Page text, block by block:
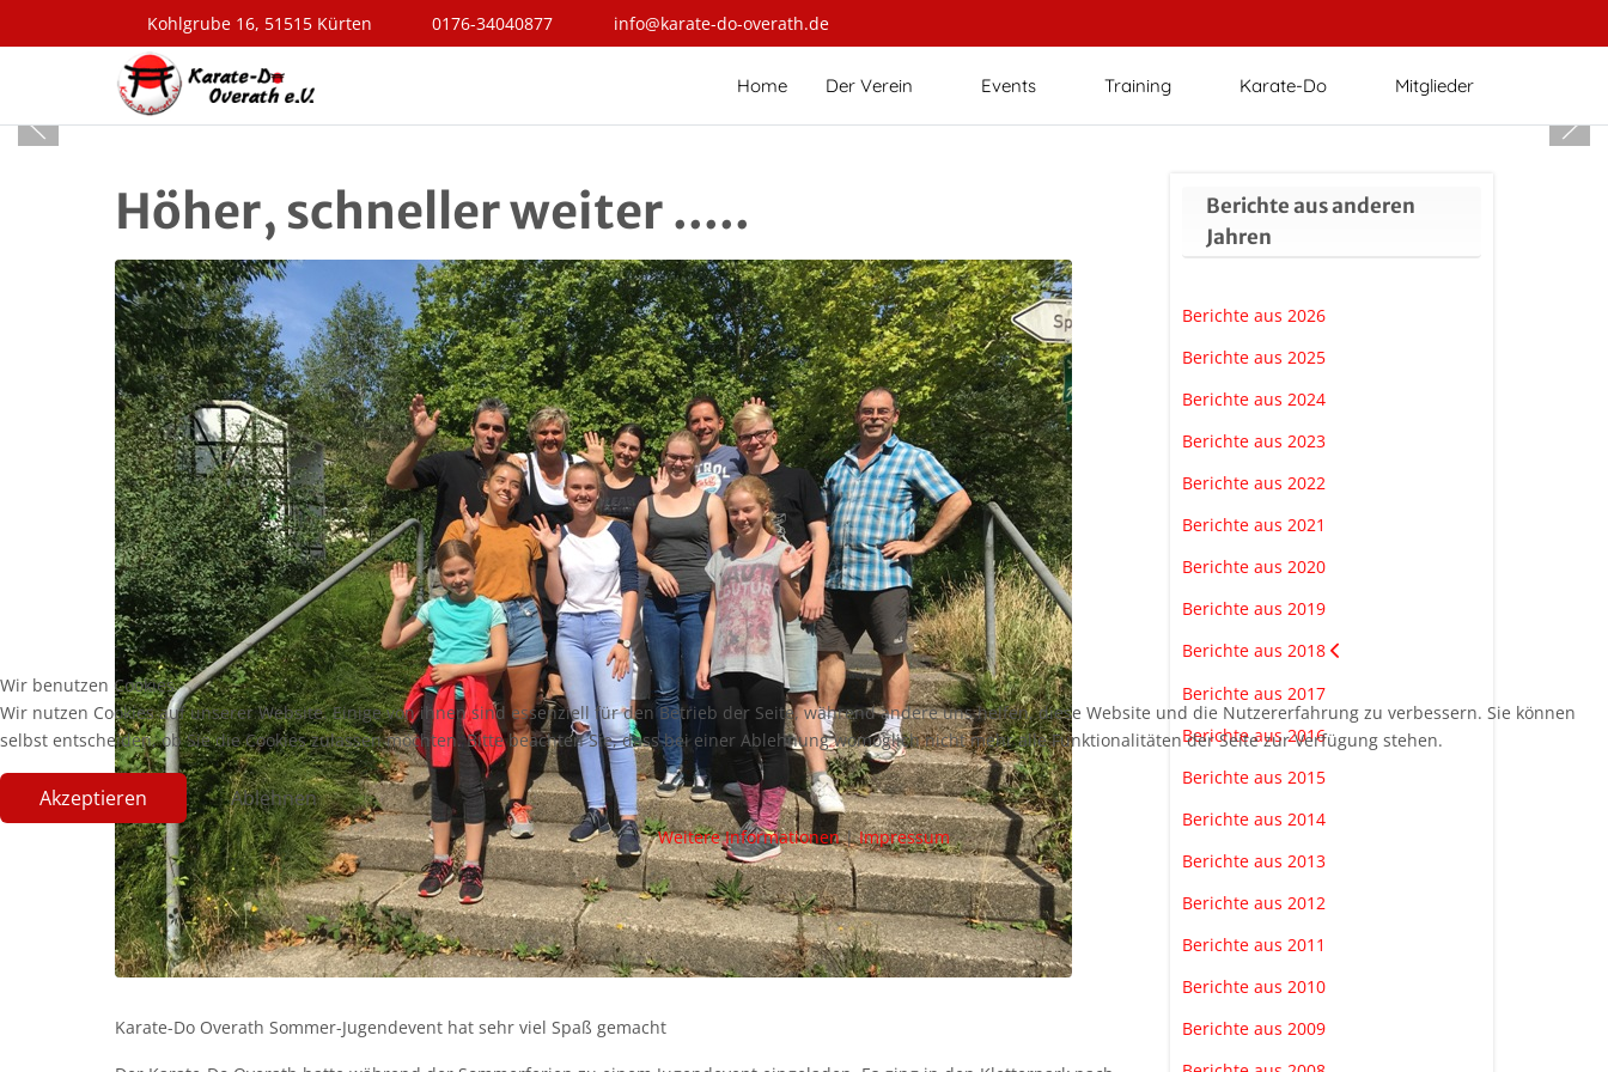
Kohlgrube 16, 51515 Kürten 0176-34040877 info@karate-do-overath.de
Home Der Verein Events Training Karate-Do Mitglieder
Höher, schneller weiter .....
Karate-Do Overath Sommer-Jugendevent hat sehr viel Spaß gemacht
Berichte aus anderen
Jahren
Berichte aus 2026
Berichte aus 2025
Berichte aus 2024
Berichte aus 2023
Berichte aus 2022
Berichte aus 2021
Berichte aus 2020
Berichte aus 2019
Berichte aus 2018
Berichte aus 2017
Berichte aus 2016
Berichte aus 2015
Berichte aus 2014
Berichte aus 2013
Berichte aus 2012
Berichte aus 2011
Berichte aus 2010
Berichte aus 2009
Wir benutzen Cookies
Wir nutzen Cookies auf unserer Website. Einige von ihnen sind essenziell für den Betrieb der Seite, während andere uns helfen, diese Website und die Nutzererfahrung zu verbessern. Sie können
selbst entscheiden, ob Sie die Cookies zulassen möchten. Bitte beachten Sie, dass bei einer Ablehnung womöglich nicht mehr alle Funktionalitäten der Seite zur Verfügung stehen.
Akzeptieren Ablehnen
Weitere Informationen|Impressum